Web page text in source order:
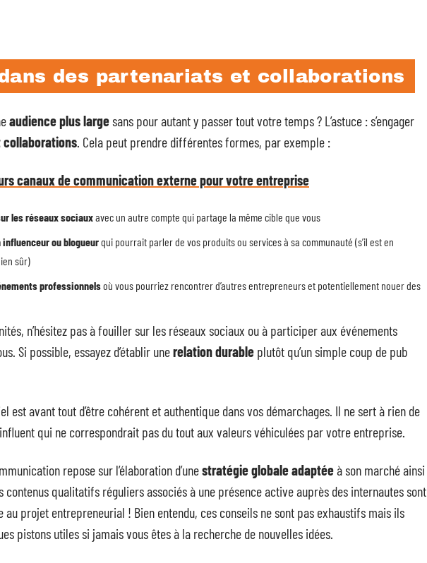
dans des partenariats et collaborations
audience plus largesans pour autant y passer tout votre temps ? L’astuce : s’engager
. Cela peut prendre différentes formes, par exemple :
canaux de communication externe pour votre entreprise
les réseaux sociauxavec un autre compte qui partage la même cible que vous
ou blogueurqui pourrait parler de vos produits ou services à sa communauté (s’il est en
sûr)
professionnelsoù vous pourriez rencontrer d’autres entrepreneurs et potentiellement nouer des
n’hésitez pas à fouiller sur les réseaux sociaux ou à participer aux événements
Si possible, essayez d’établir unerelation durable plutôt qu’un simple coup de pub
est avant tout d’être cohérent et authentique dans vos démarchages. Il ne sert à rien de
qui ne correspondrait pas du tout aux valeurs véhiculées par votre entreprise.
repose sur l’élaboration d’unestratégie globale adaptéeà son marché ainsi
contenus qualitatifs réguliers associés à une présence active auprès des internautes sont
au projet entrepreneurial ! Bien entendu, ces conseils ne sont pas exhaustifs mais ils
pistons utiles si jamais vous êtes à la recherche de nouvelles idées.